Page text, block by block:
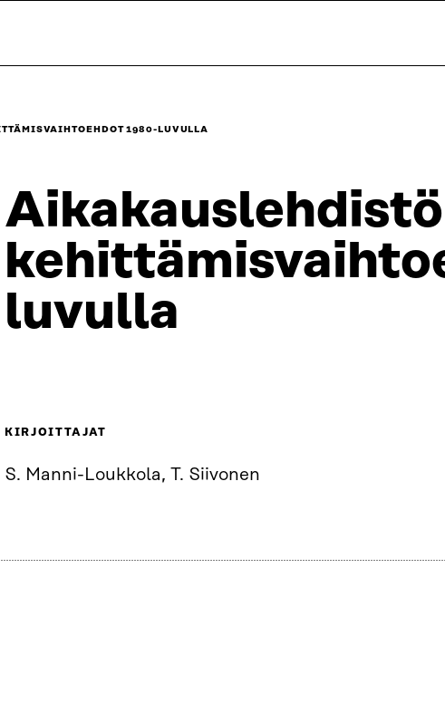
1980-LUVULLA
luvulla
KIRJOITTAJAT
S. Manni-Loukkola, T. Siivonen